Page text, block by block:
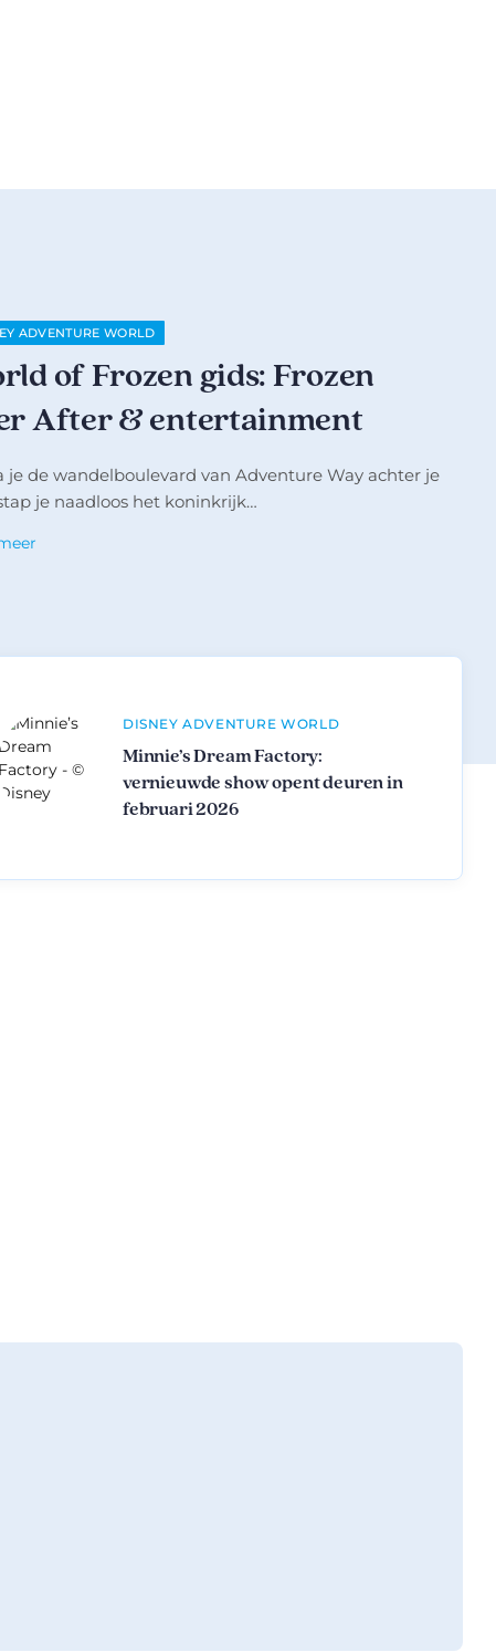
ADVENTURE WORLD
of Frozen gids: Frozen
After & entertainment
je de wandelboulevard van Adventure Way achter je
je naadloos het koninkrijk…
DISNEY ADVENTURE WORLD
Minnie’s Dream Factory:
vernieuwde show opent deuren in
februari 2026